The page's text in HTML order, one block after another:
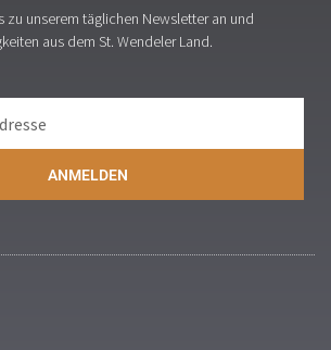
zu unserem täglichen Newsletter an und
aus dem St. Wendeler Land.
ANMELDEN